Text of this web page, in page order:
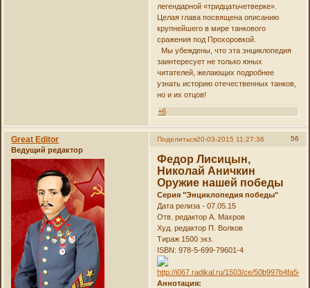
легендарной «тридцатьчетверке».
Целая глава посвящена описанию
крупнейшего в мире танкового
сражения под Прохоровкой.
Мы убеждены, что эта энциклопедия
заинтересует не только юных
читателей, желающих подробнее
узнать историю отечественных танков,
но и их отцов!
+6
Поделиться 56
20-03-2015 11:27:36
Great Editor
Ведущий редактор
Федор Лисицын,
Николай Аничкин
Оружие нашей победы
Серия "Энциклопедия победы"
Дата релиза - 07.05.15
Отв. редактор А. Махров
Худ. редактор П. Волков
Тираж 1500 экз.
ISBN: 978-5-699-79601-4
Аннотация: